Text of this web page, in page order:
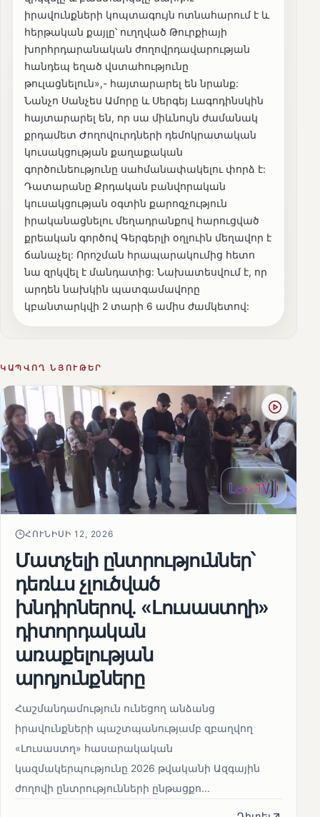
իրավունքների կոպտագույն ոտնահարում է և
հերթական քայլը՝ ուղղված Թուրքիայի
խորհրդարանական ժողովրդավարության
հանդեպ եղած վստահությունը
թուլացնելուն»,- հայտարարել են նրանք:
Նանչո Սանչես Ամորը և Սերգեյ Լագոդինսկին
հայտարարել են, որ սա միևնույն ժամանակ
քրդամետ Ժողովուրդների դեմոկրատական
կուսակցության քաղաքական
գործունեությունը սահմանափակելու փորձ է:
Դատարանը Քրդական բանվորական
կուսակցության օգտին քարոզչություն
իրականացնելու մեղադրանքով հարուցված
քրեական գործով Գերգերլի օղլուին մեղավոր է
ճանաչել: Որոշման հրապարակումից հետո
նա զրկվել է մանդատից: Նախատեսվում է, որ
արդեն նախկին պատգամավորը
կբանտարկվի 2 տարի 6 ամիս ժամկետով:
ԿԱՊՎՈՂ ՆՅՈՒԹԵՐ
ՀՈՒՆԻՍԻ 12, 2026
Մատչելի ընտրություններ՝
դեռևս չլուծված
խնդիրներով. «Լուսաստղի»
դիտորդական
առաքելության
արդյունքները
Հաշմանդամություն ունեցող անձանց
իրավունքների պաշտպանությամբ զբաղվող
«Լուսաստղ» հասարակական
կազմակերպությունը 2026 թվականի Ազգային
ժողովի ընտրությունների ընթացքո...